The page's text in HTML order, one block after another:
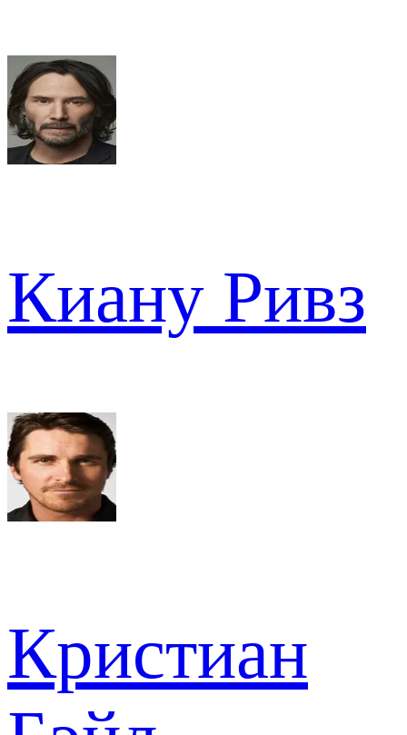
Киану Ривз
Кристиан